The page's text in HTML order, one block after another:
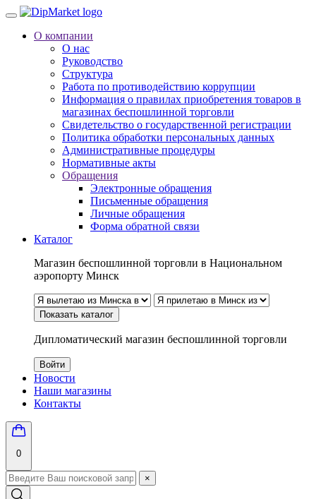
О компании
О нас
Руководство
Структура
Работа по противодействию коррупции
Информация о правилах приобретения товаров в
магазинах беспошлинной торговли
Свидетельство о государственной регистрации
Политика обработки персональных данных
Административные процедуры
Нормативные акты
Обращения
Электронные обращения
Письменные обращения
Личные обращения
Форма обратной связи
Каталог
Магазин беспошлинной торговли в Национальном
аэропорту Минск
Показать каталог
Дипломатический магазин беспошлинной торговли
Войти
Новости
Наши магазины
Контакты
0
×